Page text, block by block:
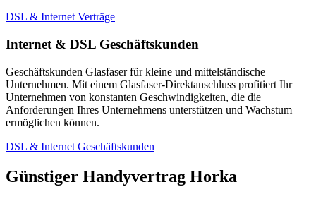
DSL & Internet Verträge
Internet & DSL Geschäftskunden
Geschäftskunden Glasfaser für kleine und mittelständische
Unternehmen. Mit einem Glasfaser-Direktanschluss profitiert Ihr
Unternehmen von konstanten Geschwindigkeiten, die die
Anforderungen Ihres Unternehmens unterstützen und Wachstum
ermöglichen können.
DSL & Internet Geschäftskunden
Günstiger Handyvertrag Horka